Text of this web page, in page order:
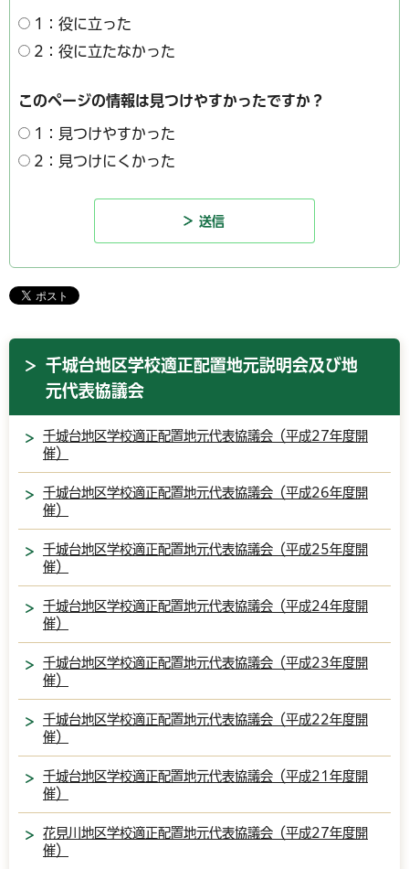
1：役に立った
2：役に立たなかった
このページの情報は見つけやすかったですか？
1：見つけやすかった
2：見つけにくかった
千城台地区学校適正配置地元説明会及び地
元代表協議会
千城台地区学校適正配置地元代表協議会（平成27年度開
催）
千城台地区学校適正配置地元代表協議会（平成26年度開
催）
千城台地区学校適正配置地元代表協議会（平成25年度開
催）
千城台地区学校適正配置地元代表協議会（平成24年度開
催）
千城台地区学校適正配置地元代表協議会（平成23年度開
催）
千城台地区学校適正配置地元代表協議会（平成22年度開
催）
千城台地区学校適正配置地元代表協議会（平成21年度開
催）
花見川地区学校適正配置地元代表協議会（平成27年度開
催）